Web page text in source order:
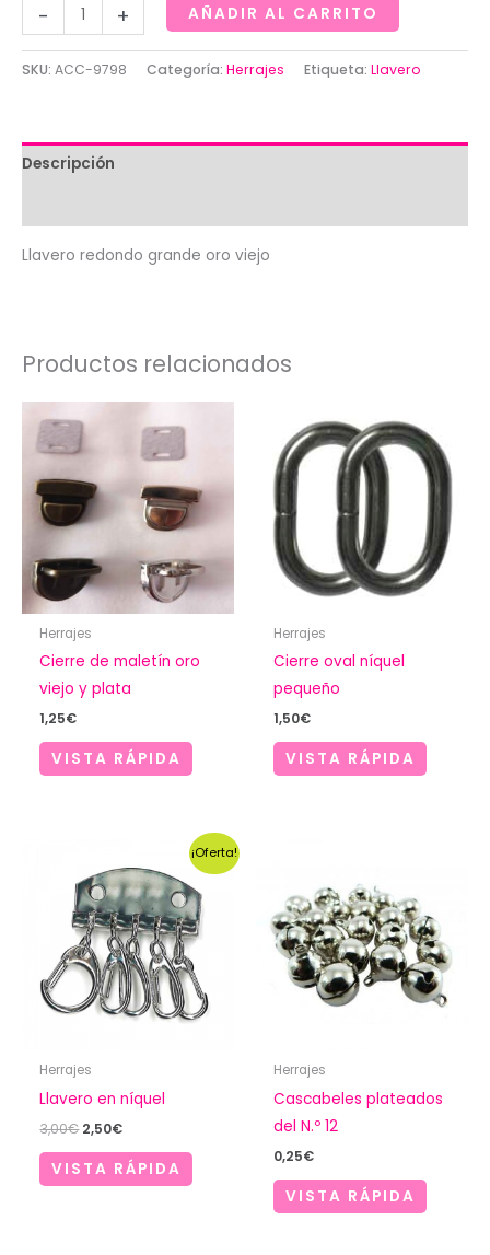
-
redondo
grande
cantidad
+ AÑADIR AL CARRITO
SKU: ACC-9798 Categoría: Herrajes Etiqueta: Llavero
Descripción
Llavero redondo grande oro viejo
Productos relacionados
Herrajes
Cierre de maletín oro
viejo y plata
1,25€
VISTA RÁPIDA
Herrajes
Cierre oval níquel
pequeño
1,50€
VISTA RÁPIDA
¡Oferta!
Herrajes
Llavero en níquel
3,00€ El
original
era:
2,50€El
actual
es:
VISTA RÁPIDA
Herrajes
Cascabeles plateados
del N.º 12
0,25€
VISTA RÁPIDA